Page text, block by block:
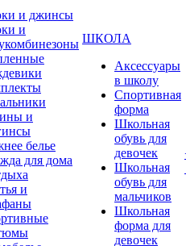
и джинсы
и
и
белье
для дома
и
ШКОЛА
Аксессуары
в школу
Спортивная
форма
Школьная
обувь для
девочек
Школьная
обувь для
мальчиков
Школьная
форма для
девочек